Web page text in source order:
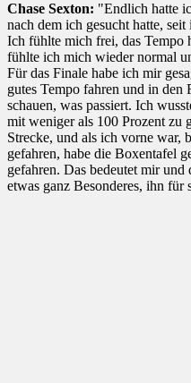
Chase Sexton: "Endlich hatte
nach dem ich gesucht hatte,
Ich fühlte mich frei, das Tempo
fühlte ich mich wieder normal
Für das Finale habe ich mir
gutes Tempo fahren und in
schauen, was passiert. Ich
mit weniger als 100 Prozent zu
Strecke, und als ich vorne war,
gefahren, habe die Boxentafel
gefahren. Das bedeutet mir und
etwas ganz Besonderes, ihn für